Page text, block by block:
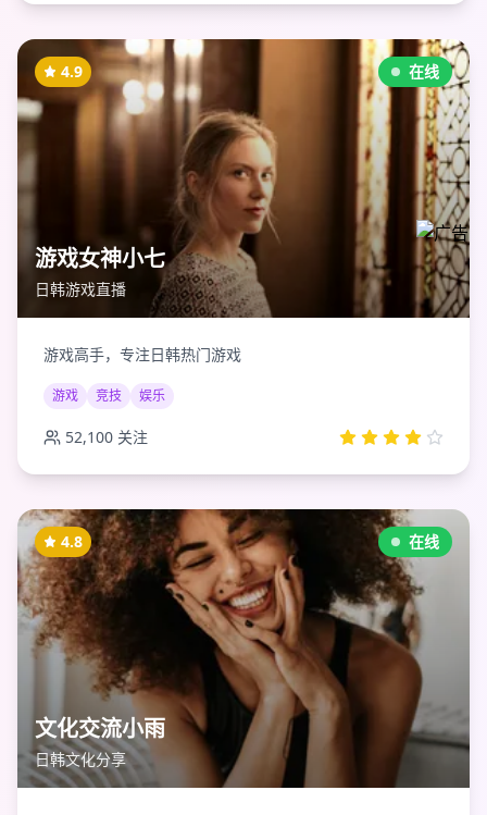
在线
4.9
游戏女神小七
日韩游戏直播
游戏高手，专注日韩热门游戏
游戏 竞技 娱乐
52,100 关注
在线
4.8
文化交流小雨
日韩文化分享